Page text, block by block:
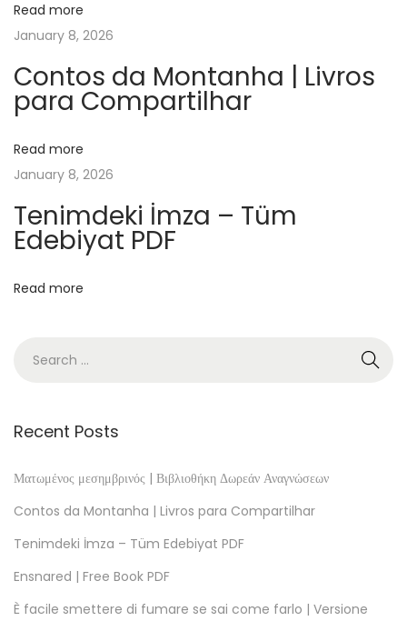
a
p
D
o
s
y
a
a
r
n
d
E
ş
T
h
Read more
January 8, 2026
Contos da Montanha | Livros
para Compartilhar
Read more
January 8, 2026
Tenimdeki İmza – Tüm
Edebiyat PDF
Read more
Recent Posts
Ματωμένος μεσημβρινός | Βιβλιοθήκη Δωρεάν Αναγνώσεων
Contos da Montanha | Livros para Compartilhar
Tenimdeki İmza – Tüm Edebiyat PDF
Ensnared | Free Book PDF
È facile smettere di fumare se sai come farlo | Versione